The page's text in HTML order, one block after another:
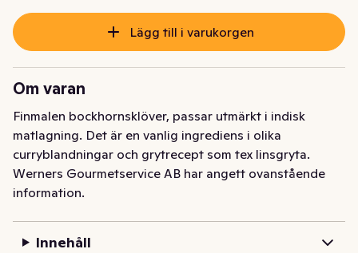
Lägg till i varukorgen
Om varan
Finmalen bockhornsklöver, passar utmärkt i indisk
matlagning. Det är en vanlig ingrediens i olika
curryblandningar och grytrecept som tex linsgryta.
Werners Gourmetservice AB har angett ovanstående
information.
Innehåll